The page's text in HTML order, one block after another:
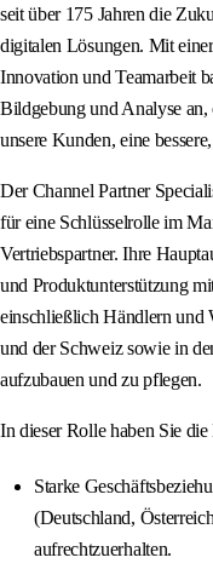
seit über 175 Jahren die
digitalen Lösungen. Mit
Innovation und Teamarbeit
Bildgebung und Analyse an,
unsere Kunden, eine
Der Channel Partner
für eine Schlüsselrolle im
Vertriebspartner. Ihre
und Produktunterstützung
einschließlich Händlern und
und der Schweiz sowie in
aufzubauen und zu pflegen.
In dieser Rolle haben Sie
Starke
(Deutschland,
aufrechtzuerhalten.